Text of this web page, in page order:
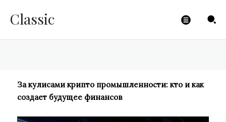
ClassicCLICKPAYMENTS
За кулисами крипто промышленности: кто и как
создает будущее финансов